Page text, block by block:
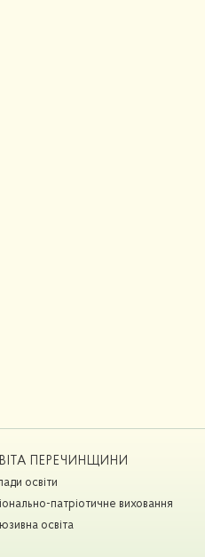
ПЕРЕЧИНЩИНИ
освіти
патріотичне виховання
освіта